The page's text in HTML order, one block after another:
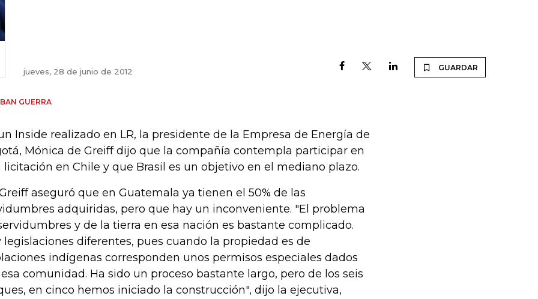
jueves, 28 de junio de 2012 GUARDAR
GUERRA
Inside realizado en LR, la presidente de la Empresa de Energía de
Mónica de Greiff dijo que la compañía contempla participar en
licitación en Chile y que Brasil es un objetivo en el mediano plazo.
aseguró que en Guatemala ya tienen el 50% de las
adquiridas, pero que hay un inconveniente. "El problema
y de la tierra en esa nación es bastante complicado.
legislaciones diferentes, pues cuando la propiedad es de
indígenas corresponden unos permisos especiales dados
comunidad. Ha sido un proceso bastante largo, pero de los seis
en cinco hemos iniciado la construcción", dijo la ejecutiva,